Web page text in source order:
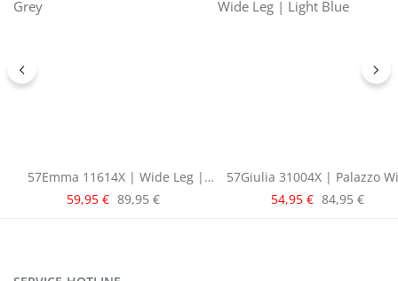
57Emma 11614X | Wide Leg |
Grey
Verkaufspreis:
59,95 € Regulärer Preis:
89,95 €
57Giulia 31004X | Palazzo
Leg | Light Blue
Verkaufspreis:
54,95 € Regulärer
84,95 €